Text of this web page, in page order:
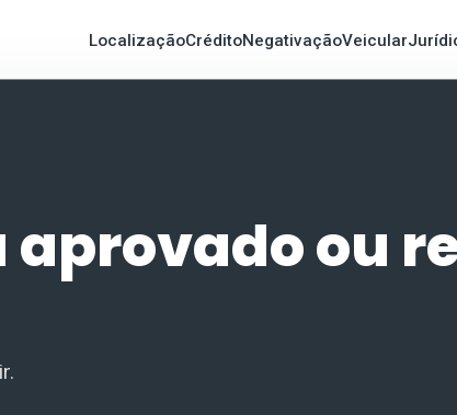
LocalizaçãoCréditoNegativaçãoVeicular
ou